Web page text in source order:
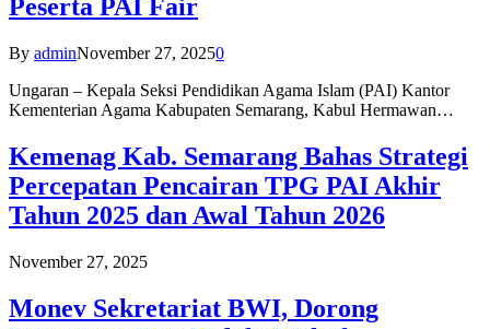
Peserta PAI Fair
By adminNovember 27, 20250
Ungaran – Kepala Seksi Pendidikan Agama Islam (PAI) Kantor
Kementerian Agama Kabupaten Semarang, Kabul Hermawan…
Kemenag Kab. Semarang Bahas Strategi
Percepatan Pencairan TPG PAI Akhir
Tahun 2025 dan Awal Tahun 2026
November 27, 2025
Monev Sekretariat BWI, Dorong